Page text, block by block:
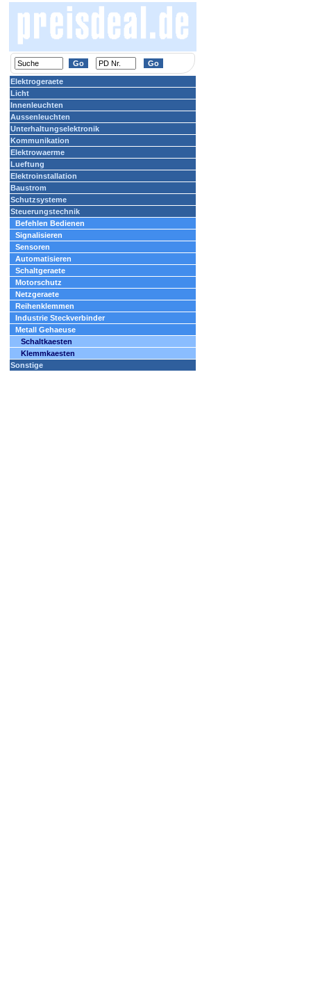
Elektrogeraete
Licht
Innenleuchten
Aussenleuchten
Unterhaltungselektronik
Kommunikation
Elektrowaerme
Lueftung
Elektroinstallation
Baustrom
Schutzsysteme
Steuerungstechnik
Befehlen Bedienen
Signalisieren
Sensoren
Automatisieren
Schaltgeraete
Motorschutz
Netzgeraete
Reihenklemmen
Industrie Steckverbinder
Metall Gehaeuse
Schaltkaesten
Klemmkaesten
Sonstige